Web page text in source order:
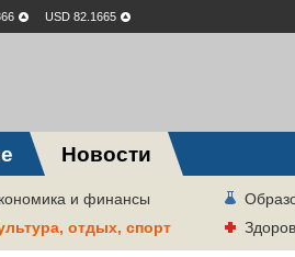
USD 82.1665
Новости
и финансы
отдых, спорт